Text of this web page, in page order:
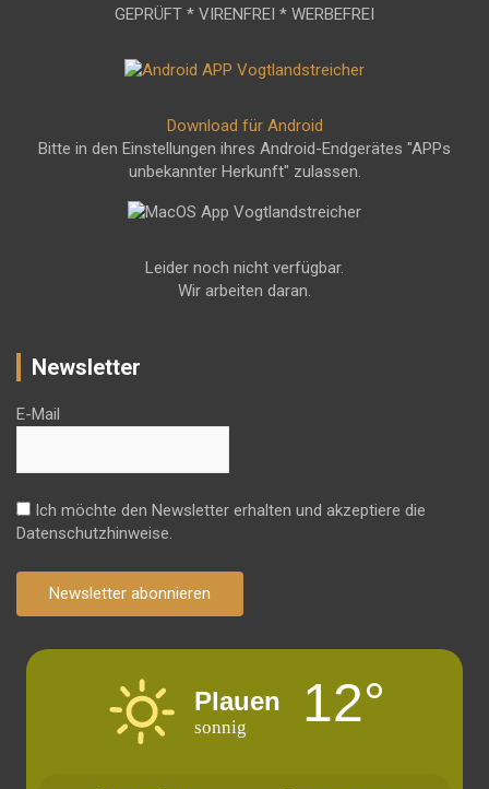
GEPRÜFT * VIRENFREI * WERBEFREI
Download für Android
Bitte in den Einstellungen ihres Android-Endgerätes "APPs
unbekannter Herkunft" zulassen.
Leider noch nicht verfügbar.
Wir arbeiten daran.
Newsletter
E-Mail
Ich möchte den Newsletter erhalten und akzeptiere die
Datenschutzhinweise.
Newsletter abonnieren
Plauen
sonnig 12°